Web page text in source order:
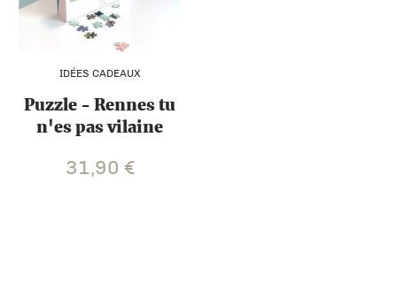
IDÉES CADEAUX
Puzzle - Rennes tu
n'es pas vilaine
31,90 €